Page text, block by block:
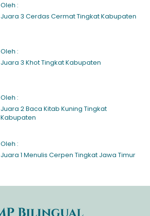
Oleh :
Juara 3 Cerdas Cermat Tingkat Kabupaten
Oleh :
Juara 3 Khot Tingkat Kabupaten
Oleh :
Juara 2 Baca Kitab Kuning Tingkat
Kabupaten
Oleh :
Juara 1 Menulis Cerpen Tingkat Jawa Timur